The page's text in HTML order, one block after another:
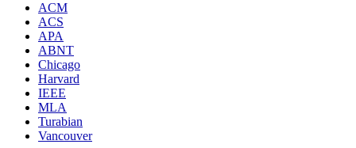
ACM
ACS
APA
ABNT
Chicago
Harvard
IEEE
MLA
Turabian
Vancouver